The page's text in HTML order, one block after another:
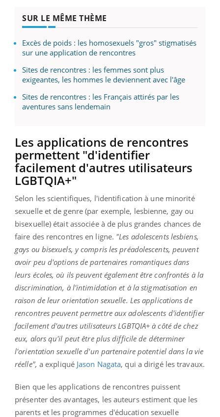
SUR LE MÊME THÈME
Excès de poids : les homosexuels "gros" stigmatisés
sur une application de rencontres
Sites de rencontres : les femmes sont plus
exigeantes, les hommes le deviennent avec l'âge
Sites de rencontres : les Français attirés par les
aventures sans lendemain
Les applications de rencontres
permettent "d'identifier
facilement d'autres utilisateurs
LGBTQIA+"
Selon les scientifiques, l'identification à une minorité
sexuelle et de genre (par exemple, lesbienne, gay ou
bisexuelle) était associée à de plus grandes chances de
faire des rencontres en ligne. "Les adolescents lesbiens,
gays ou bisexuels, y compris les préadolescents, peuvent
avoir peu d'options de partenaires romantiques dans
leurs écoles, où ils peuvent également être confrontés à la
discrimination, à l'intimidation et à la stigmatisation en
raison de leur orientation sexuelle. Les applications de
rencontres peuvent permettre aux adolescents d'identifier
facilement d'autres utilisateurs LGBTQIA+ à côté de chez
eux, alors qu'il peut être plus difficile de déterminer
l'orientation sexuelle d'un partenaire potentiel dans la vie
réelle", a expliqué Jason Nagata, qui a dirigé les travaux.
Bien que les applications de rencontres puissent
présenter des avantages, les auteurs estiment que les
parents et les programmes d'éducation sexuelle